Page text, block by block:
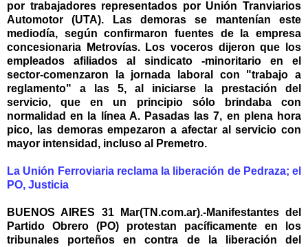
por trabajadores representados por Unión Tranviarios
Automotor (UTA). Las demoras se mantenían este
mediodía, según confirmaron fuentes de la empresa
concesionaria Metrovías. Los voceros dijeron que los
empleados afiliados al sindicato -minoritario en el
sector-comenzaron la jornada laboral con "trabajo a
reglamento" a las 5, al iniciarse la prestación del
servicio, que en un principio sólo brindaba con
normalidad en la línea A. Pasadas las 7, en plena hora
pico, las demoras empezaron a afectar al servicio con
mayor intensidad, incluso al Premetro.
La Unión Ferroviaria reclama la liberación de Pedraza; el
PO, Justicia
BUENOS AIRES 31 Mar(TN.com.ar).-Manifestantes del
Partido Obrero (PO) protestan pacíficamente en los
tribunales porteños en contra de la liberación del